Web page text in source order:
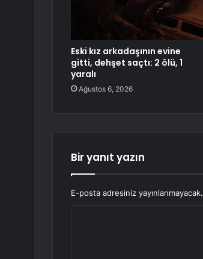
Eski kız arkadaşının evine
gitti, dehşet saçtı: 2 ölü, 1
yaralı
Ağustos 6, 2026
Bir yanıt yazın
E-posta adresiniz yayınlanmayacak.